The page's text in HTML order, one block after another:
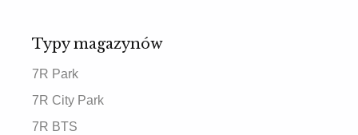
Typy magazynów
7R Park
7R City Park
7R BTS